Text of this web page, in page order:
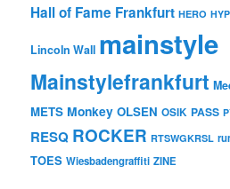
Hall of Fame Frankfurt HERO
Lincoln Wall mainstyle
Mainstylefrankfurt
METS Monkey OLSEN OSIK PASS
RESQ ROCKER RTSWGKRSL
TOES Wiesbadengraffiti ZINE